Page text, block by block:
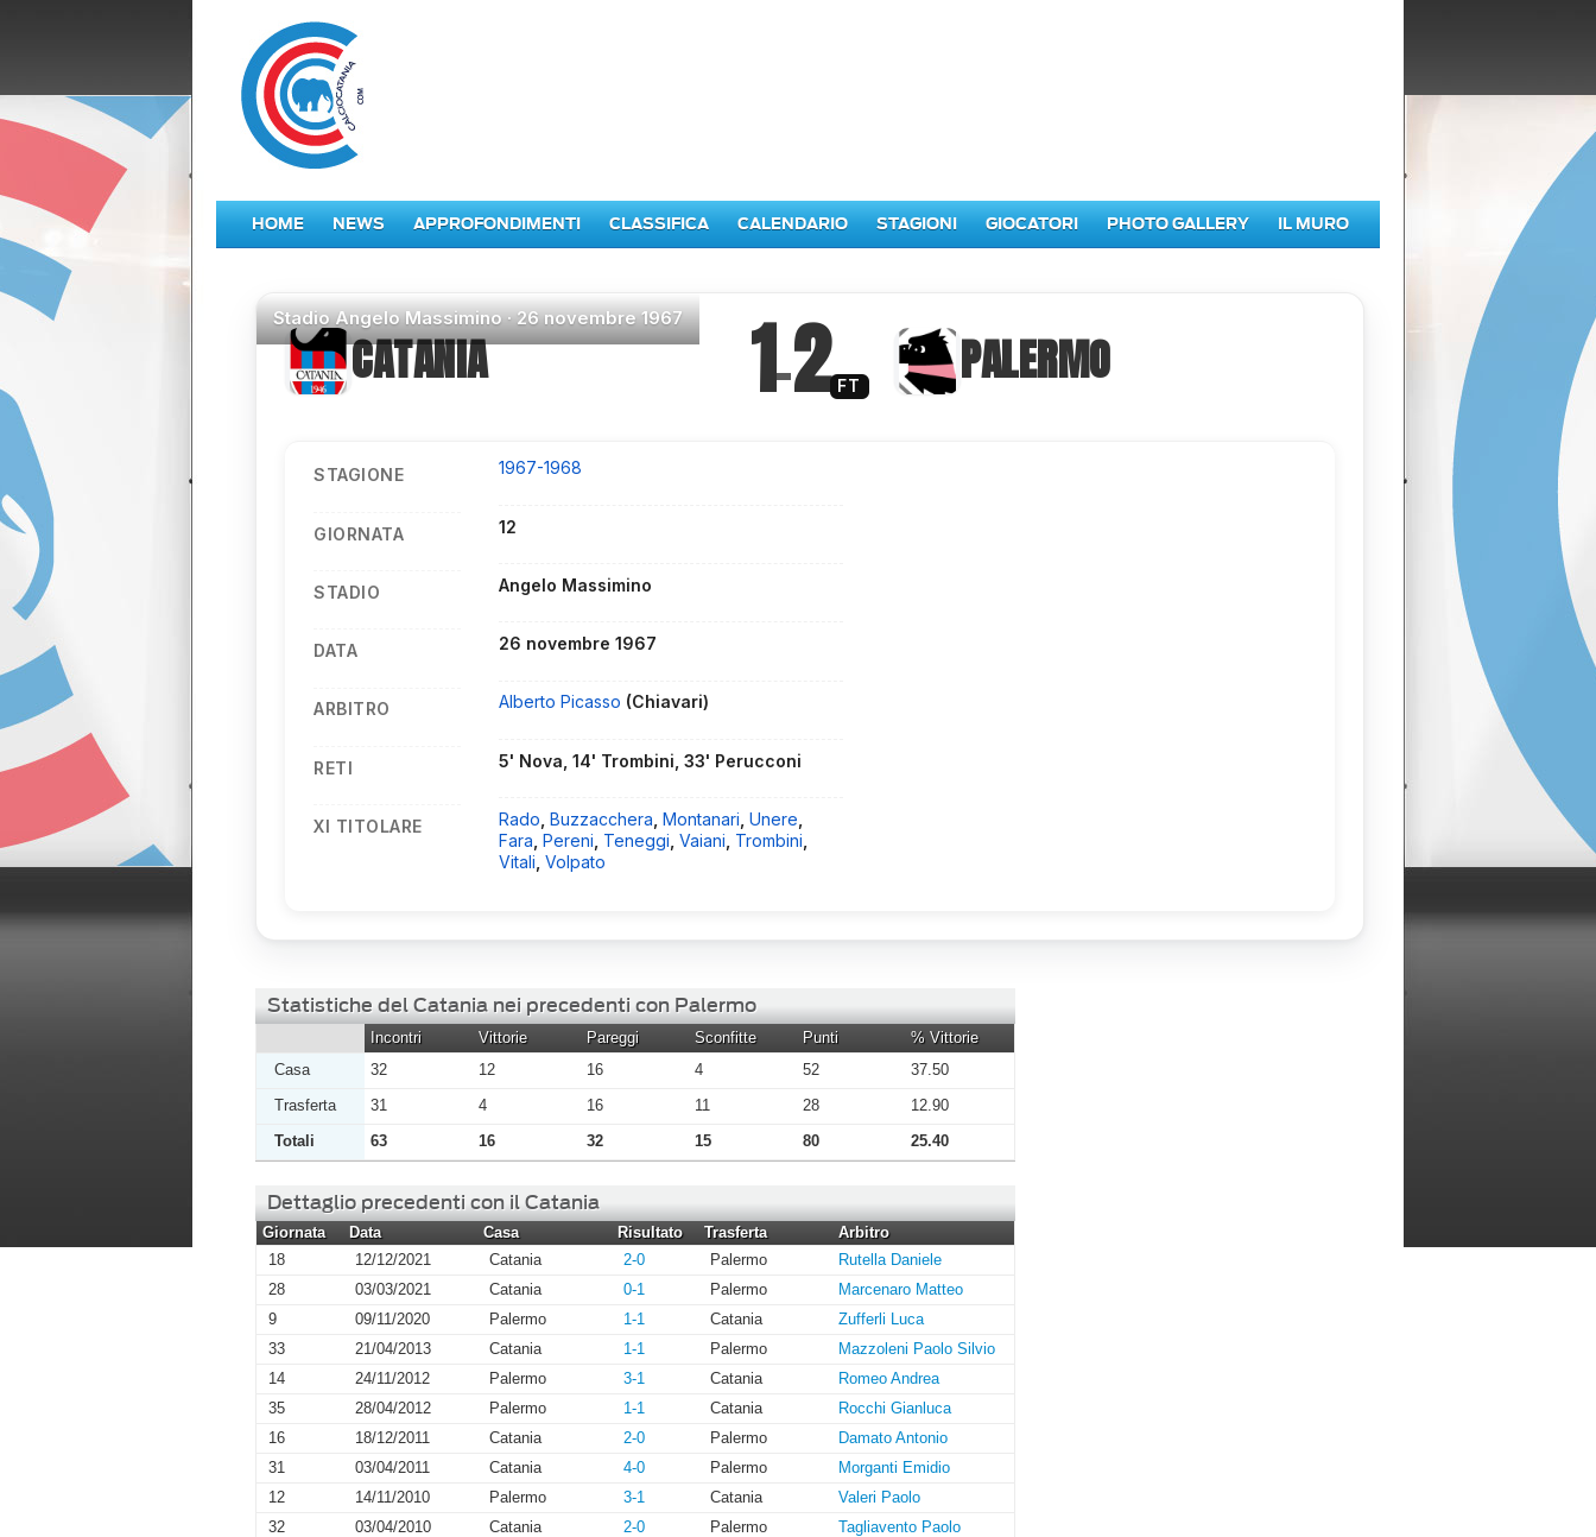
HOME NEWS APPROFONDIMENTI CLASSIFICA CALENDARIO STAGIONI GIOCATORI PHOTO GALLERY IL MURO
StadioAngelo Massimino ·26 novembre 1967
CATANIA 1–2 FT PALERMO
STAGIONE 1967-1968
GIORNATA 12
STADIO Angelo Massimino
DATA 26 novembre 1967
ARBITRO Alberto Picasso (Chiavari)
RETI 5' Nova, 14' Trombini, 33' Perucconi
XI TITOLARE Rado ,Buzzacchera ,Montanari ,Unere
Fara ,Pereni Teneggi ,Vaiani Trombini
Vitali ,Volpato
Statistiche del Catania nei precedenti con Palermo
Incontri Vittorie Pareggi Sconfitte Punti
% Vittorie
Casa
32 12 16 4 52
37.50
Trasferta
31 4 16 11 28
12.90
Totali
63 16 32 15 80 25.40
Dettaglio precedenti con il Catania
Giornata Data Casa Risultato Trasferta
Arbitro
18
12/12/2021 Catania 2-0 Palermo
Rutella Daniele
28
03/03/2021 Catania 0-1 Palermo
Marcenaro Matteo
9
09/11/2020 Palermo 1-1 Catania
Zufferli Luca
33
21/04/2013 Catania 1-1 Palermo
Mazzoleni Paolo Silvio
14
24/11/2012 Palermo 3-1 Catania
Romeo Andrea
35
28/04/2012 Palermo 1-1 Catania
Rocchi Gianluca
16
18/12/2011 Catania 2-0 Palermo
Damato Antonio
31
03/04/2011 Catania 4-0 Palermo
Morganti Emidio
12
14/11/2010 Palermo 3-1 Catania
Valeri Paolo
32
03/04/2010 Catania 2-0 Palermo
Tagliavento Paolo